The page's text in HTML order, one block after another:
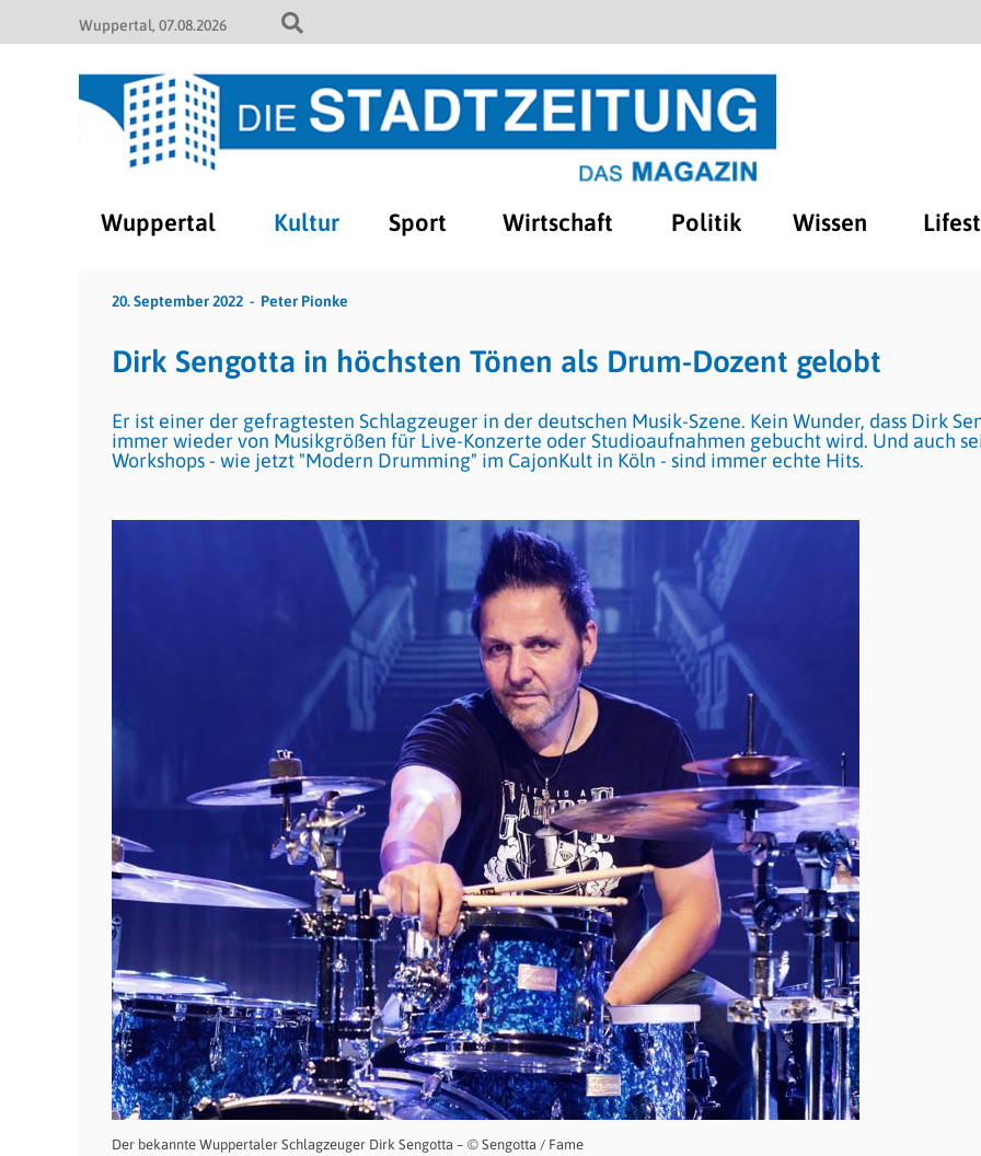
Wuppertal 07.08.2026
Wuppertal Kultur Sport Wirtschaft Politik Wissen
20. September 2022 Peter Pionke
Dirk Sengotta in höchsten Tönen als Drum-Dozent gelobt
Er ist einer der gefragtesten Schlagzeuger in der deutschen Musik-Szene. Kein Wunder, dass Dirk
immer wieder von Musikgrößen für Live-Konzerte oder Studioaufnahmen gebucht wird. Und auch
Workshops - wie jetzt "Modern Drumming" im CajonKult in Köln - sind immer echte Hits.
Der bekannte Wuppertaler Schlagzeuger Dirk Sengotta – © Sengotta / Fame